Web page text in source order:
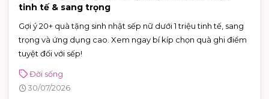
tinh tế & sang trọng
Gợi ý 20+ quà tặng sinh nhật sếp nữ dưới 1 triệu tinh tế, sang
trọng và ứng dụng cao. Xem ngay bí kíp chọn quà ghi điểm
tuyệt đối với sếp!
Đời sống
30/07/2026